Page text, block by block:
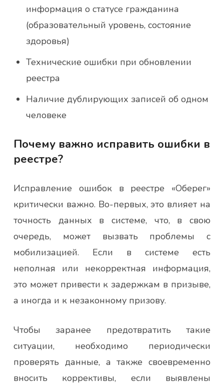
информация о статусе гражданина
(образовательный уровень, состояние
здоровья)
Технические ошибки при обновлении
реестра
Наличие дублирующих записей об одном
человеке
Почему важно исправить ошибки в
реестре?
Исправление ошибок в реестре «Оберег»
критически важно. Во-первых, это влияет на
точность данных в системе, что, в свою
очередь, может вызвать проблемы с
мобилизацией. Если в системе есть
неполная или некорректная информация,
это может привести к задержкам в призыве,
а иногда и к незаконному призову.
Чтобы заранее предотвратить такие
ситуации, необходимо периодически
проверять данные, а также своевременно
вносить коррективы, если выявлены